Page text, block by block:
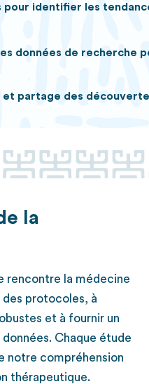
pour identifier les
données de
partage des
la
rencontre la médecine
des protocoles, à
et à fournir un
Chaque étude
notre compréhension
thérapeutique.